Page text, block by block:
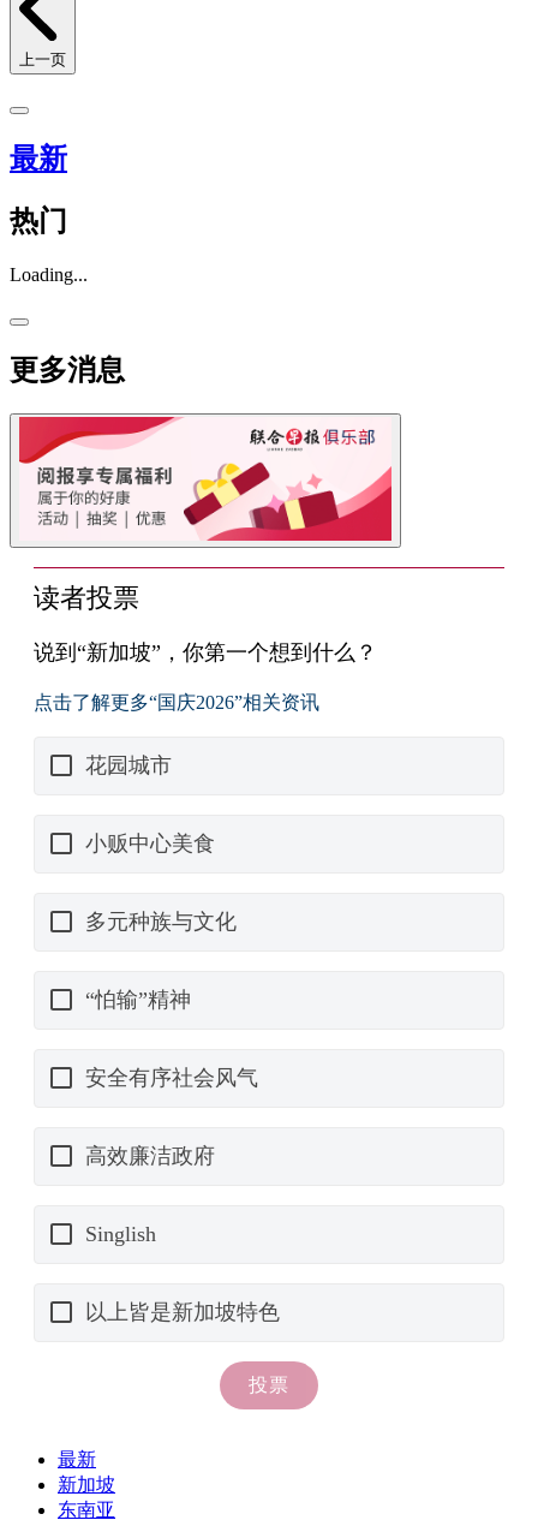
上一页
最新
热门
Loading...
更多消息
最新
新加坡
东南亚